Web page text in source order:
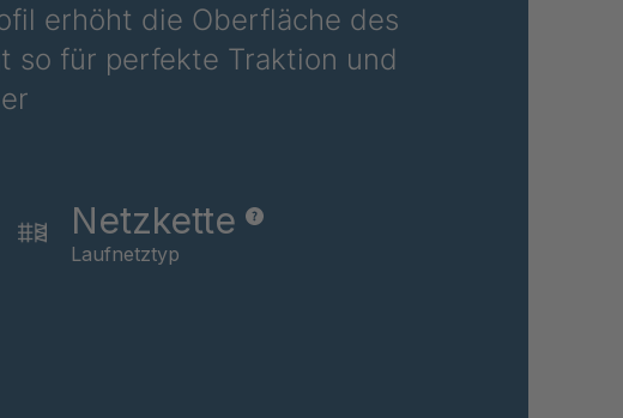
erhöht die Oberfläche des
so für perfekte Traktion und
Netzkette
Laufnetztyp